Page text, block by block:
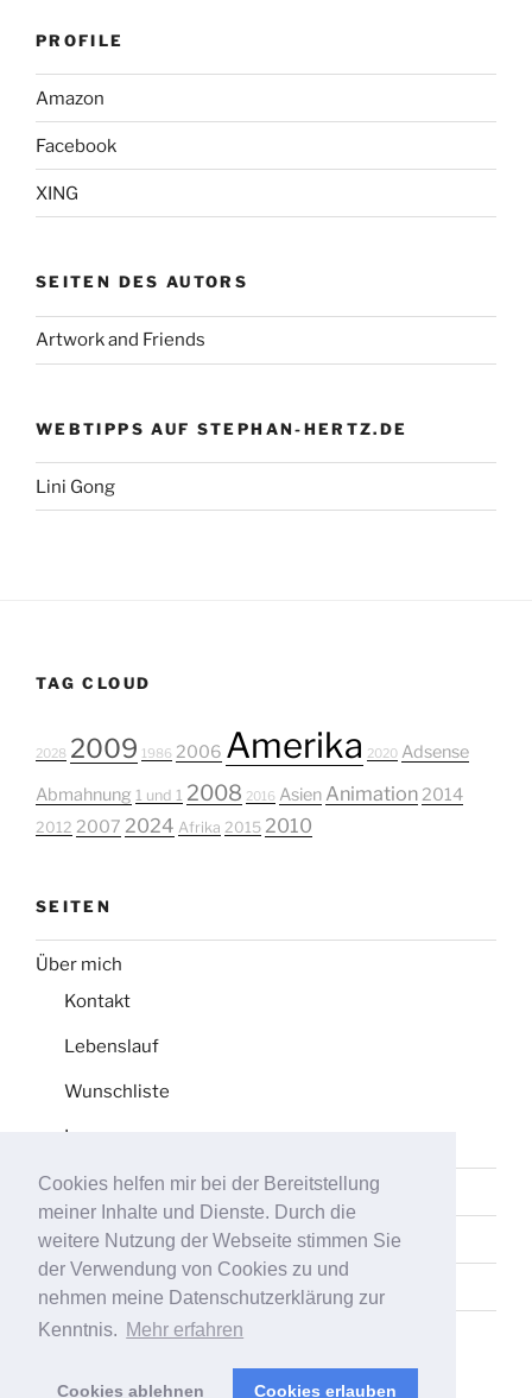
Cookies helfen mir bei der Bereitstellung
meiner Inhalte und Dienste. Durch die
weitere Nutzung der Webseite stimmen Sie
der Verwendung von Cookies zu und
nehmen meine Datenschutzerklärung zur
Kenntnis. Mehr erfahren
Cookies ablehnen Cookies erlauben
PROFILE
Amazon
Facebook
XING
SEITEN DES AUTORS
Artwork and Friends
WEBTIPPS AUF STEPHAN-HERTZ.DE
Lini Gong
TAG CLOUD
2028 2009 1986 2006 Amerika 2020 Adsense
Abmahnung 1 und 1 2008 2016 Asien Animation2014
2012 2007 2024 Afrika 2015 2010
SEITEN
Über mich
Kontakt
Lebenslauf
Wunschliste
Impressum
Datenschutz
Tag-Liste
Sitemap